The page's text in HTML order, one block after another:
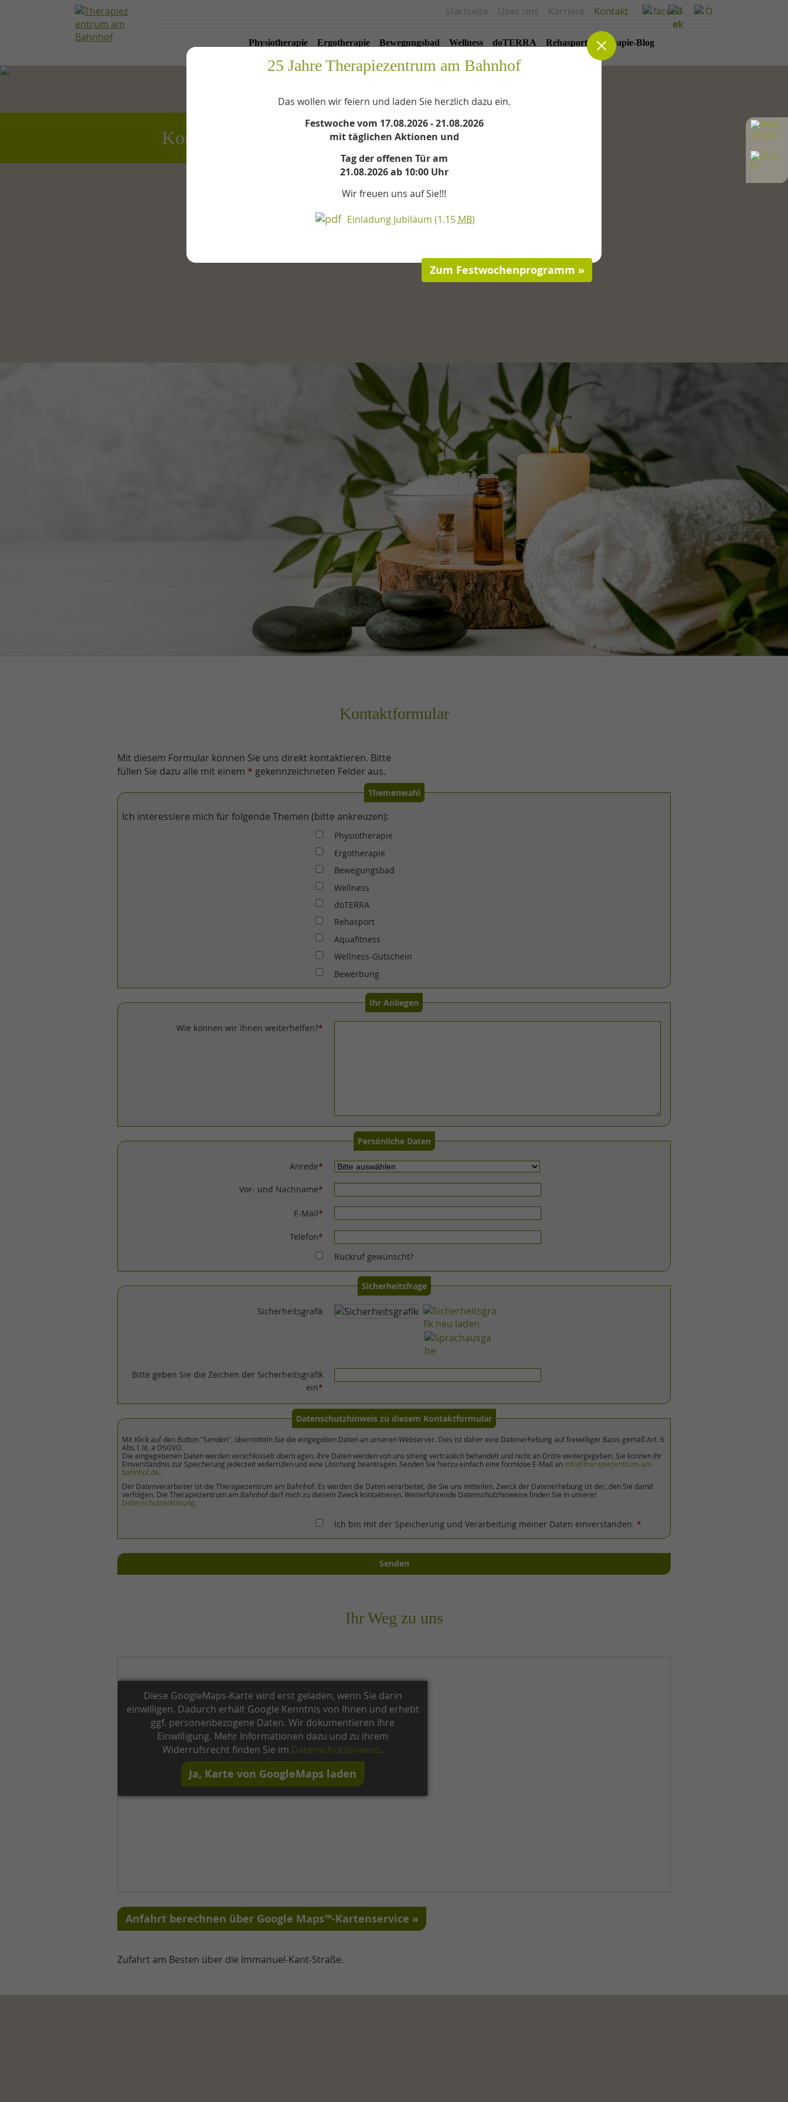
Startseite Über uns Karriere Kontakt
Physiotherapie Ergotherapie Bewegungsbad Wellness doTERRA Rehasport Therapie-Blog
Kontakt
Kontaktformular
Mit diesem Formular können Sie uns direkt kontaktieren. Bitte
füllen Sie dazu alle mit einem * gekennzeichneten Felder aus.
Themenwahl
Ich interessiere mich für folgende Themen (bitte ankreuzen):
Physiotherapie
Ergotherapie
Bewegungsbad
Wellness
doTERRA
Rehasport
Aquafitness
Wellness-Gutschein
Bewerbung
Ihr Anliegen
Wie können wir Ihnen weiterhelfen?*
Persönliche Daten
Anrede*
Vor- und Nachname*
E-Mail*
Telefon*
Rückruf gewünscht?
Sicherheitsfrage
Sicherheitsgrafik
Bitte geben Sie die Zeichen der Sicherheitsgrafik
ein*
Datenschutzhinweis zu diesem Kontaktformular
Mit Klick auf den Button "Senden", übermitteln Sie die eingegeben Daten an unseren Webserver. Dies ist daher eine Datenerhebung auf freiwilliger Basis gemäß Art. 6
Abs.1 lit. a DSGVO.
Die eingegebenen Daten werden verschlüsselt übertragen. Ihre Daten werden von uns streng vertraulich behandelt und nicht an Dritte weitergegeben. Sie können Ihr
Einverständnis zur Speicherung jederzeit widerrufen und eine Löschung beantragen. Senden Sie hierzu einfach eine formlose E-Mail an info@therapiezentrum-am-
bahnhof.de.
Der Datenverarbeiter ist die Therapiezentrum am Bahnhof. Es werden die Daten verarbeitet, die Sie uns mitteilen. Zweck der Datenerhebung ist der, den Sie damit
verfolgen. Die Therapiezentrum am Bahnhof darf mich zu diesem Zweck kontaktieren. Weiterführende Datenschutzhinweise finden Sie in unserer
Datenschutzerklärung.
Ich bin mit der Speicherung und Verarbeitung meiner Daten einverstanden. *
Ihr Weg zu uns
Diese GoogleMaps-Karte wird erst geladen, wenn Sie darin
einwilligen. Dadurch erhält Google Kenntnis von Ihnen und erhebt
ggf. personenbezogene Daten. Wir dokumentieren Ihre
Einwilligung. Mehr Informationen dazu und zu ihrem
Widerrufsrecht finden Sie im Datenschutzhinweis.
Anfahrt berechnen über Google Maps™-Kartenservice
Zufahrt am Besten über die Immanuel-Kant-Straße.
25 Jahre Therapiezentrum am Bahnhof
Das wollen wir feiern und laden Sie herzlich dazu ein.
Festwoche vom 17.08.2026 - 21.08.2026
mit täglichen Aktionen und
Tag der offenen Tür am
21.08.2026 ab 10:00 Uhr
Wir freuen uns auf Sie!!!
Einladung Jubiläum (1.15 MB)
Zum Festwochenprogramm